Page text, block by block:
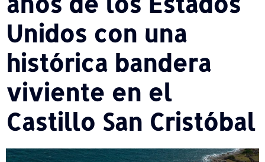
Unidos con una
histórica bandera
viviente en el
Castillo San Cristóbal